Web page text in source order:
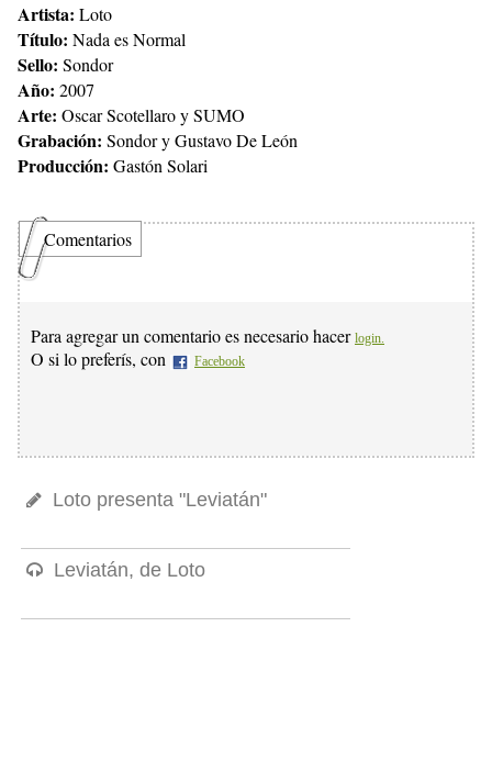
Artista: Loto
Título: Nada es Normal
Sello: Sondor
Año: 2007
Arte: Oscar Scotellaro y SUMO
Grabación: Sondor y Gustavo De León
Producción: Gastón Solari
Comentarios
Para agregar un comentario es necesario hacer login.
O si lo preferís, con Facebook
Loto presenta "Leviatán"
Leviatán, de Loto